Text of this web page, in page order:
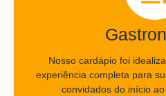
Nosso cardápio foi
experiência completa para
convidados do início